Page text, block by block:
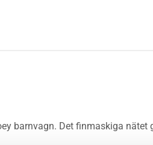
barnvagn. Det finmaskiga